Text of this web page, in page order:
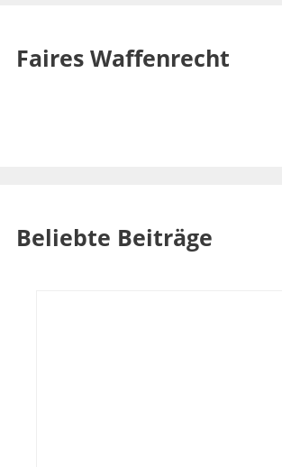
Faires Waffenrecht
Beliebte Beiträge